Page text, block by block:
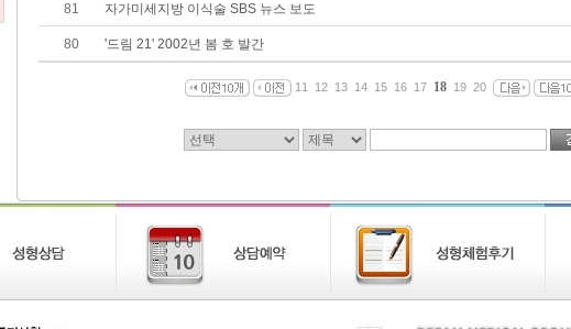
81 자가미세지방 이식술 SBS 뉴스 보도
80 '드림 21' 2002년 봄 호 발간
11 12 13 14 15 16 17 18 19 20